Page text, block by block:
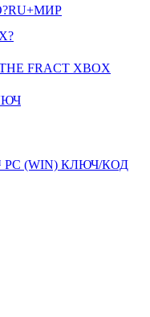
FRACT XBOX
PC (WIN) КЛЮЧ/КОД